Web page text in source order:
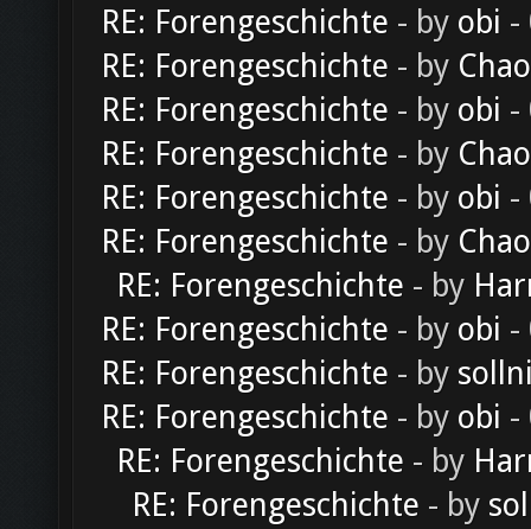
RE: Forengeschichte - by obi -
RE: Forengeschichte - by
RE: Forengeschichte - by obi -
RE: Forengeschichte - by
RE: Forengeschichte - by obi -
RE: Forengeschichte - by
RE: Forengeschichte - by
RE: Forengeschichte - by obi -
RE: Forengeschichte - by
RE: Forengeschichte - by obi -
RE: Forengeschichte - by
RE: Forengeschichte - by